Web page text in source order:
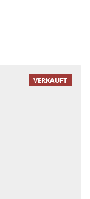
VERKAUFT